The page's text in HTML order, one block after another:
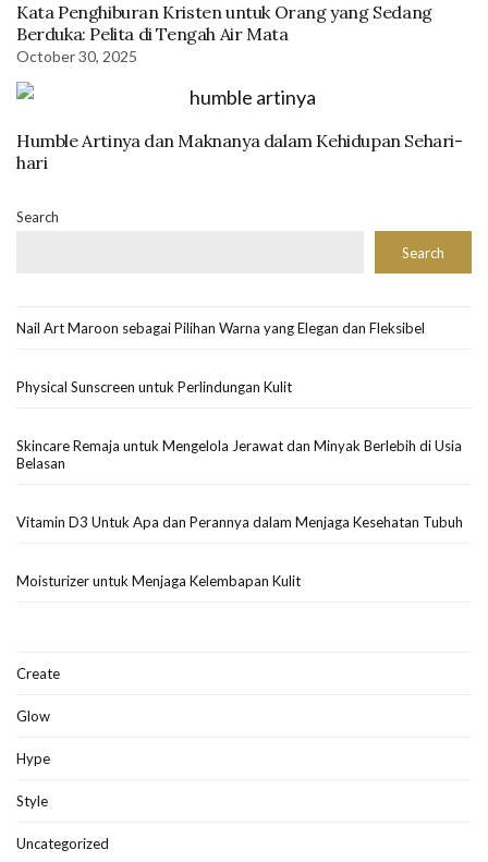
Kata Penghiburan Kristen untuk Orang yang Sedang
Berduka: Pelita di Tengah Air Mata
October 30, 2025
Humble Artinya dan Maknanya dalam Kehidupan Sehari-
hari
Search
Search
Nail Art Maroon sebagai Pilihan Warna yang Elegan dan Fleksibel
Physical Sunscreen untuk Perlindungan Kulit
Skincare Remaja untuk Mengelola Jerawat dan Minyak Berlebih di Usia
Belasan
Vitamin D3 Untuk Apa dan Perannya dalam Menjaga Kesehatan Tubuh
Moisturizer untuk Menjaga Kelembapan Kulit
Create
Glow
Hype
Style
Uncategorized